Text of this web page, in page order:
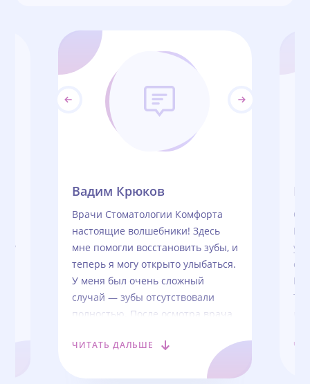
Вадим Крюков
Врачи Стоматологии Комфорта
настоящие волшебники! Здесь
мне помогли восстановить зубы, и
теперь я могу открыто улыбаться.
У меня был очень сложный
случай — зубы отсутствовали
полностью. После осмотра врача
наращивать костную ткань.
Лечение и восстановление было
долгим, но удачным. Уже всё
ЧИТАТЬ ДАЛЬШЕ